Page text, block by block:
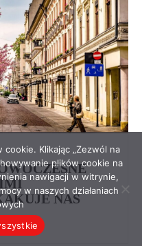
NAS
Klikając „Zezwól na
plików cookie na
nawigacji w witrynie,
w naszych działaniach